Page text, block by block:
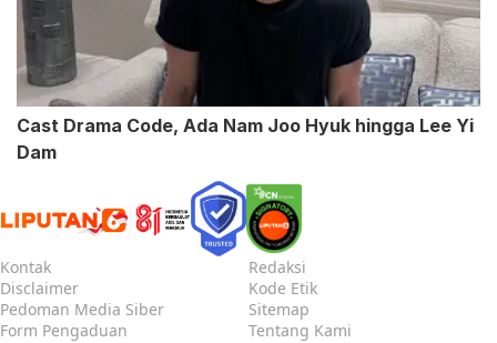
Cast Drama Code, Ada Nam Joo Hyuk hingga Lee Yi
Dam
Kontak
Redaksi
Disclaimer
Kode Etik
Pedoman Media Siber
Sitemap
Form Pengaduan
Tentang Kami